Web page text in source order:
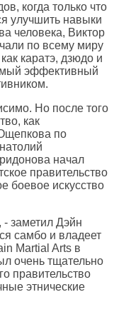
когда только что
улучшить навыки
человека, Виктор
по всему миру
каратэ, дзюдо и
эффективный
Но после того
как
по
начал
правительство
боевое искусство
заметил Дэйн
самбо и владеет
Martial Arts в
очень тщательно
правительство
этнические